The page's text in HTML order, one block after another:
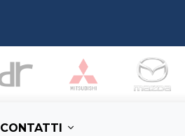
CONTATTI